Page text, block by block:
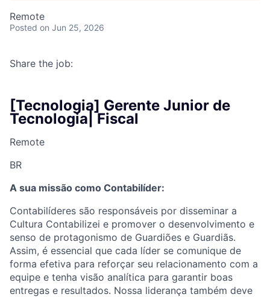
Remote
Posted on Jun 25, 2026
Share the job:
[Tecnologia] Gerente Junior de
Tecnologia| Fiscal
Remote
BR
A sua missão como Contabilíder:
Contabilíderes são responsáveis por disseminar a
Cultura Contabilizei e promover o desenvolvimento e
senso de protagonismo de Guardiões e Guardiãs.
Assim, é essencial que cada líder se comunique de
forma efetiva para reforçar seu relacionamento com a
equipe e tenha visão analítica para garantir boas
entregas e resultados. Nossa liderança também deve